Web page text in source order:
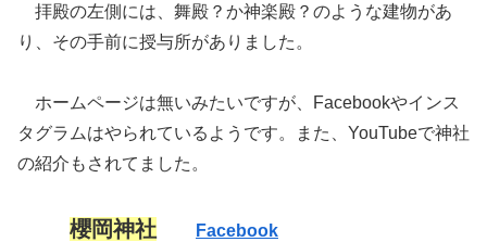
拝殿の左側には、舞殿？か神楽殿？のような建物があ
り、その手前に授与所がありました。
ホームページは無いみたいですが、Facebookやインス
タグラムはやられているようです。また、YouTubeで神社
の紹介もされてました。
櫻岡神社
Facebook